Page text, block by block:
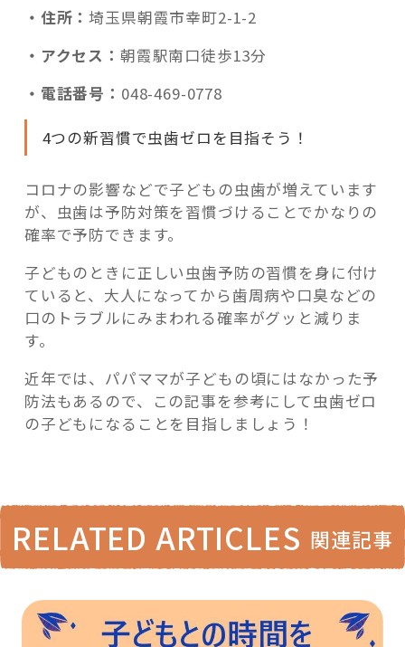
・住所：埼玉県朝霞市幸町2-1-2
・アクセス： 朝霞駅南口徒歩13分
・電話番号： 048-469-0778
4つの新習慣で虫歯ゼロを目指そう！
コロナの影響などで子どもの虫歯が増えています
が、虫歯は予防対策を習慣づけることでかなりの
確率で予防できます。
子どものときに正しい虫歯予防の習慣を身に付け
ていると、大人になってから歯周病や口臭などの
口のトラブルにみまわれる確率がグッと減りま
す。
近年では、パパママが子どもの頃にはなかった予
防法もあるので、この記事を参考にして虫歯ゼロ
の子どもになることを目指しましょう！
RELATED ARTICLES 関連記事